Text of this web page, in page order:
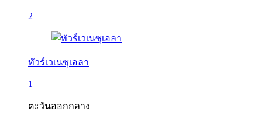
2
ทัวร์เวเนซุเอลา
1
ตะวันออกกลาง